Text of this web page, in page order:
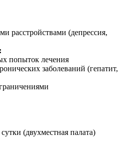
расстройствами (депрессия,
попыток лечения
заболеваний (гепатит,
(двухместная палата)